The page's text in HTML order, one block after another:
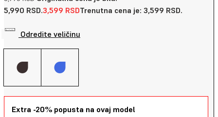
5,990 RSD.3,599 RSDTrenutna cena je: 3,599 RSD.
Odredite veličinu
Extra -20% popusta na ovaj model